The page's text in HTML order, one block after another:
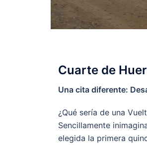
Cuarte de
Una cita diferente:
¿Qué sería de una
Sencillamente
elegida la primera